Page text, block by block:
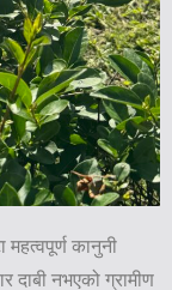
कानुनी
दाबी नभएको ग्रामीण